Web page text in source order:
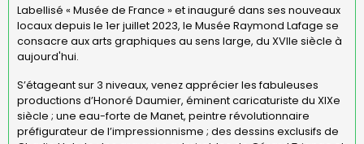
Labellisé « Musée de France » et inauguré dans ses nouveaux
locaux depuis le 1er juillet 2023, le Musée Raymond Lafage se
consacre aux arts graphiques au sens large, du XVIIe siècle à
aujourd'hui.
S’étageant sur 3 niveaux, venez apprécier les fabuleuses
productions d’Honoré Daumier, éminent caricaturiste du XIXe
siècle ; une eau-forte de Manet, peintre révolutionnaire
préfigurateur de l’impressionnisme ; des dessins exclusifs de